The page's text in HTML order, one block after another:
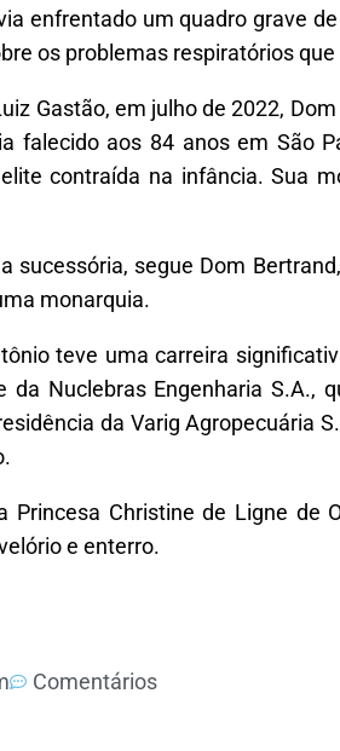
enfrentado um quadro grave
os problemas respiratórios
Gastão, em julho de 2022,
falecido aos 84 anos em São
contraída na infância. Sua
sucessória, segue Dom
monarquia.
teve uma carreira
da Nuclebras Engenharia
da Varig Agropecuária
Princesa Christine de Ligne
e enterro.
Comentários